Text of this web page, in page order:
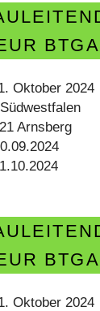
BTGA
Oktober 2024
Arnsberg
BTGA
Oktober 2024